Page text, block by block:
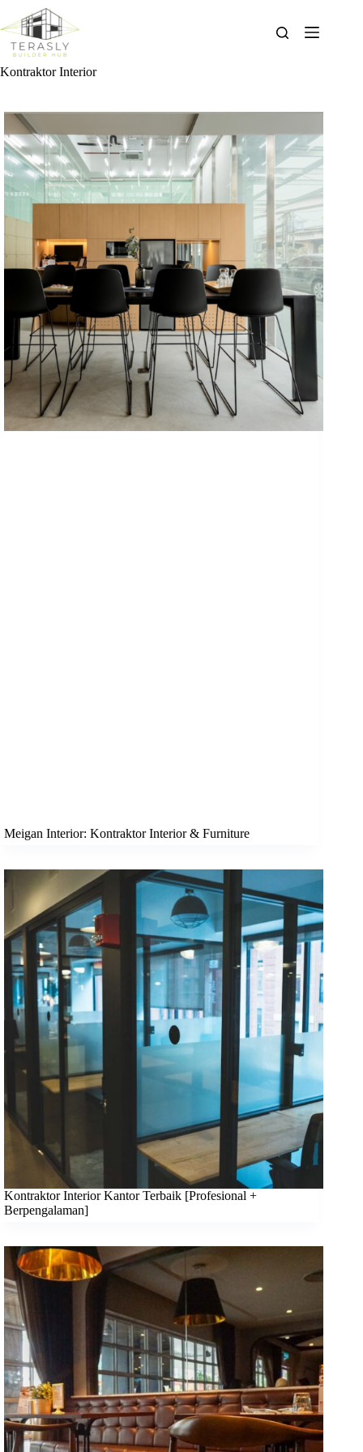
content
Kontraktor Interior
Meigan Interior: Kontraktor Interior & Furniture
Kontraktor Interior Kantor Terbaik [Profesional +
Berpengalaman]